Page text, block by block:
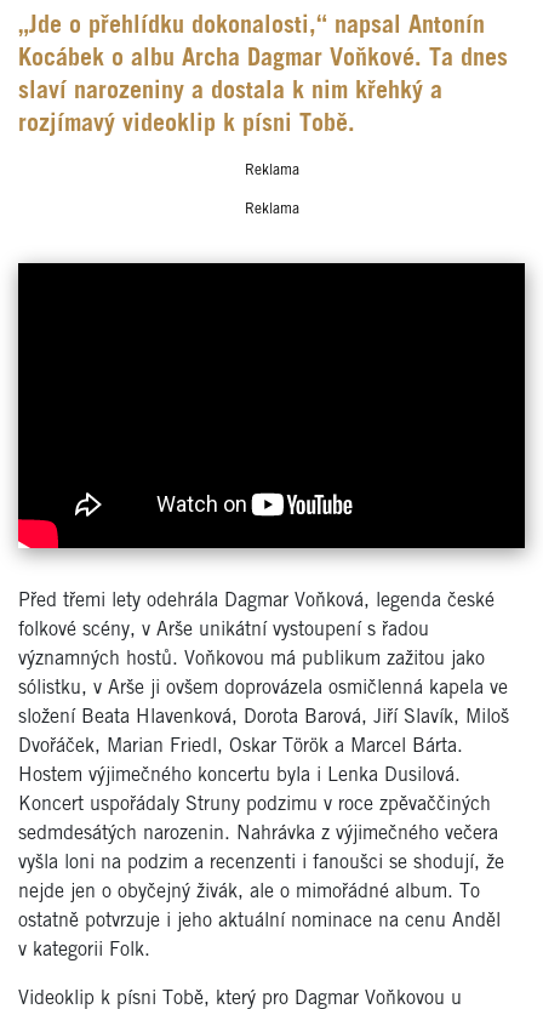
„Jde o přehlídku dokonalosti,“ napsal Antonín
Kocábek o albu Archa Dagmar Voňkové. Ta dnes
slaví narozeniny a dostala k nim křehký a
rozjímavý videoklip k písni Tobě.
Reklama
Reklama
Před třemi lety odehrála Dagmar Voňková, legenda české
folkové scény, v Arše unikátní vystoupení s řadou
významných hostů. Voňkovou má publikum zažitou jako
sólistku, v Arše ji ovšem doprovázela osmičlenná kapela ve
složení Beata Hlavenková, Dorota Barová, Jiří Slavík, Miloš
Dvořáček, Marian Friedl, Oskar Török a Marcel Bárta.
Hostem výjimečného koncertu byla i Lenka Dusilová.
Koncert uspořádaly Struny podzimu v roce zpěvaččiných
sedmdesátých narozenin. Nahrávka z výjimečného večera
vyšla loni na podzim a recenzenti i fanoušci se shodují, že
nejde jen o obyčejný živák, ale o mimořádné album. To
ostatně potvrzuje i jeho aktuální nominace na cenu Anděl
v kategorii Folk.
Videoklip k písni Tobě, který pro Dagmar Voňkovou u